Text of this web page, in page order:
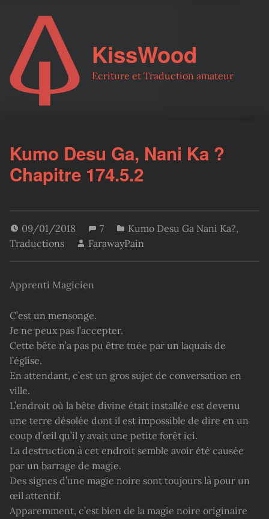
KissWood
Ecriture et Traduction amateur
Kumo Desu Ga, Nani Ka ?
Chapitre 174.5.2
09/01/2018 7 Kumo Desu Ga Nani Ka?,
Traductions
FarawayPain
Apprenti Magicien
C’est un mensonge.
Je ne peux pas l’accepter.
Cette bête n’a pas pu être tuée par un laquais de
l’église.
En attendant, c’est un gros sujet de conversation en
ville.
L’endroit où la bête divine était installée est devenu
une terre désolée dont il est impossible de dire en un
coup d’œil qu’il y avait une petite forêt ici.
La destruction à cet endroit semble avoir été causée
par un barrage de magie.
Des signes d’une magie noire sont toujours là pour un
œil attentif.
Apparemment, c’est bien de la magie noire originaire